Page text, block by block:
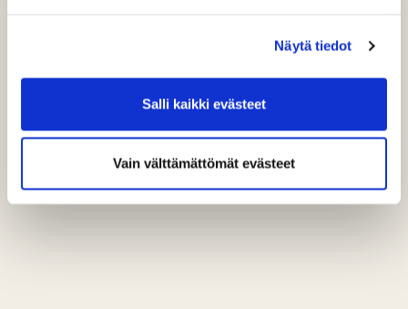
Näytä tiedot
Salli kaikki evästeet
Vain välttämättömät evästeet